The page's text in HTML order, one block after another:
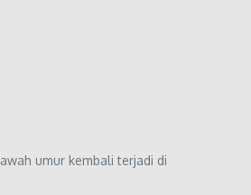
umur kembali terjadi di